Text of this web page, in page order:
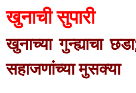
खुनाची सुपारी
खुनाच्या गुन्ह्याचा
सहाजणांच्या मुसक्या